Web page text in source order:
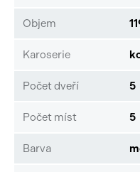
Objem
Karoserie
Počet dveří 5
Počet míst 5
Barva